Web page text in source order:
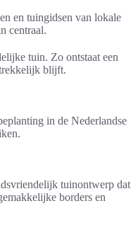
en tuingidsen van lokale
centraal.
tuin. Zo ontstaat een
blijft.
in de Nederlandse
tuinontwerp dat
borders en